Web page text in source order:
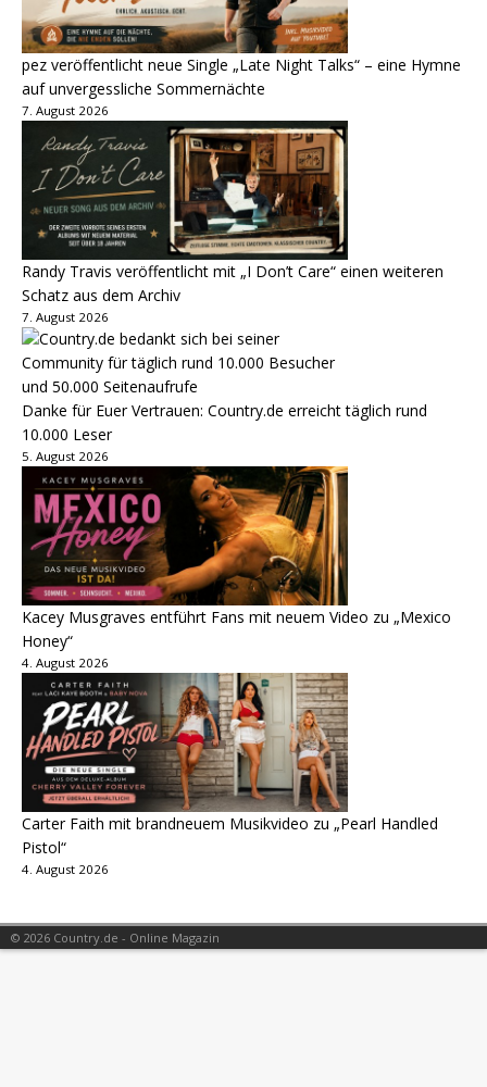
pez veröffentlicht neue Single „Late Night Talks“ – eine Hymne
auf unvergessliche Sommernächte
7. August 2026
Randy Travis veröffentlicht mit „I Don’t Care“ einen weiteren
Schatz aus dem Archiv
7. August 2026
Danke für Euer Vertrauen: Country.de erreicht täglich rund
10.000 Leser
5. August 2026
Kacey Musgraves entführt Fans mit neuem Video zu „Mexico
Honey“
4. August 2026
Carter Faith mit brandneuem Musikvideo zu „Pearl Handled
Pistol“
4. August 2026
© 2026 Country.de - Online Magazin